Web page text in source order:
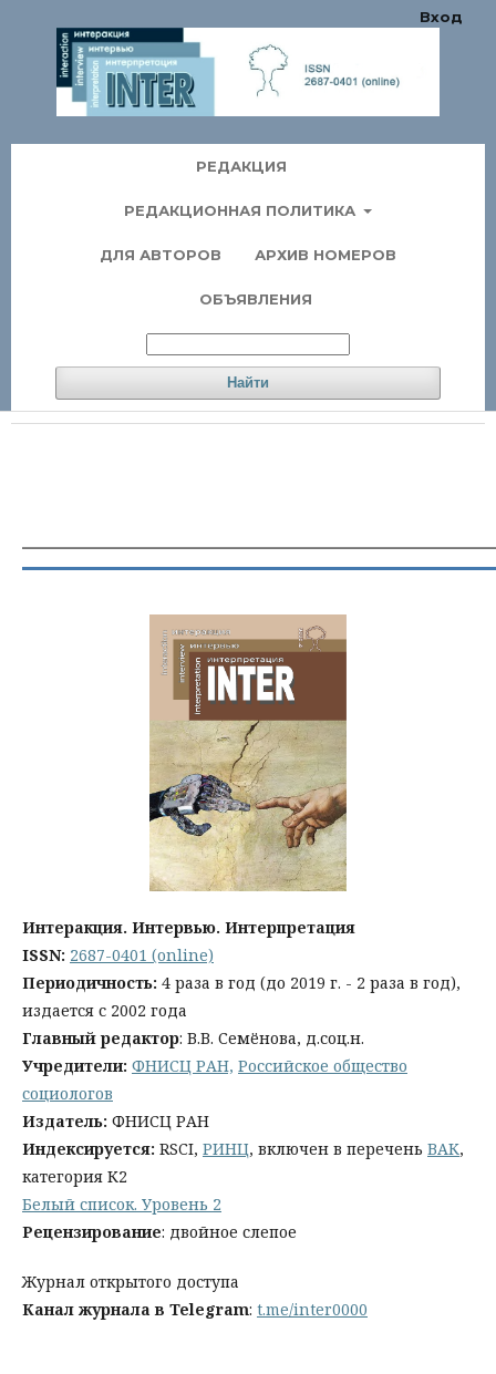
РЕДАКЦИЯ
РЕДАКЦИОННАЯ ПОЛИТИКА
ДЛЯ АВТОРОВ АРХИВ НОМЕРОВ
ОБЪЯВЛЕНИЯ
Найти
Вход
Интеракция. Интервью. Интерпретация
ISSN: 2687-0401 (online)
Периодичность: 4 раза в год (до 2019 г. - 2 раза в год),
издается с 2002 года
Главный редактор: В.В. Семёнова, д.соц.н.
Учредители: ФНИСЦ РАН, Российское общество
социологов
Издатель: ФНИСЦ РАН
Индексируется: RSCI, РИНЦ, включен в перечень ВАК,
категория К2
Белый список. Уровень 2
Рецензирование: двойное слепое
Журнал открытого доступа
Канал журнала в Telegram: t.me/inter0000